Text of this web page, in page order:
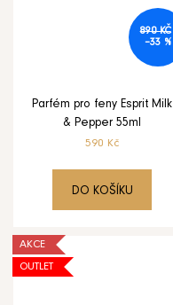
890 KČ
–33 %
Parfém pro feny Esprit Milk
& Pepper 55ml
590 Kč
DO KOŠÍKU
AKCE
OUTLET